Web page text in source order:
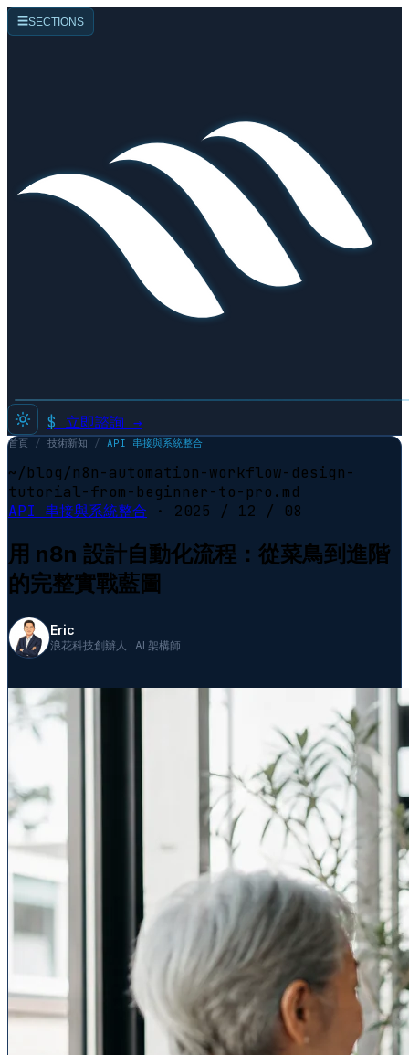
☰SECTIONS
$ 立即諮詢 →
首頁 / 技術新知 / API 串接與系統整合
~/blog/n8n-automation-workflow-design-
tutorial-from-beginner-to-pro.md
API 串接與系統整合 · 2025 / 12 / 08
用 n8n 設計自動化流程：從菜鳥到進階
的完整實戰藍圖
Eric
浪花科技創辦人 · AI 架構師